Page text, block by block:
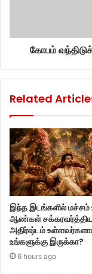
கோபம்
Related
இந்த இடங்களில்
ஆண்கள்
அதிர்ஷ்டம்
உங்களுக்கு இருக்கா?
6 hours ago